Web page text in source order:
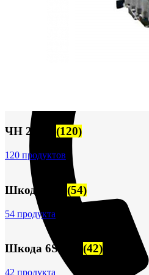
ЧН 25/34 (120)
120 продуктов
Шкода-275 (54)
54 продукта
Шкода 6S-160 (42)
42 продукта